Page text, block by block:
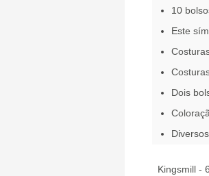
10
Este
Dois
Kingsmill -